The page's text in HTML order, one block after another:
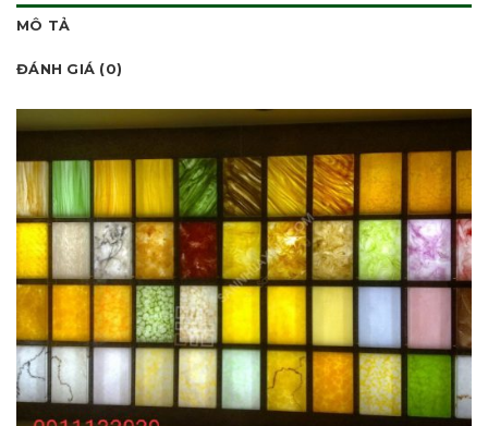
MÔ TẢ
ĐÁNH GIÁ (0)